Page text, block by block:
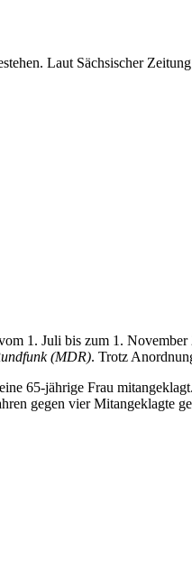
Laut Sächsischer
1. Juli bis zum 1.
(MDR). Trotz
65-jährige Frau
gegen vier Mitangeklagte